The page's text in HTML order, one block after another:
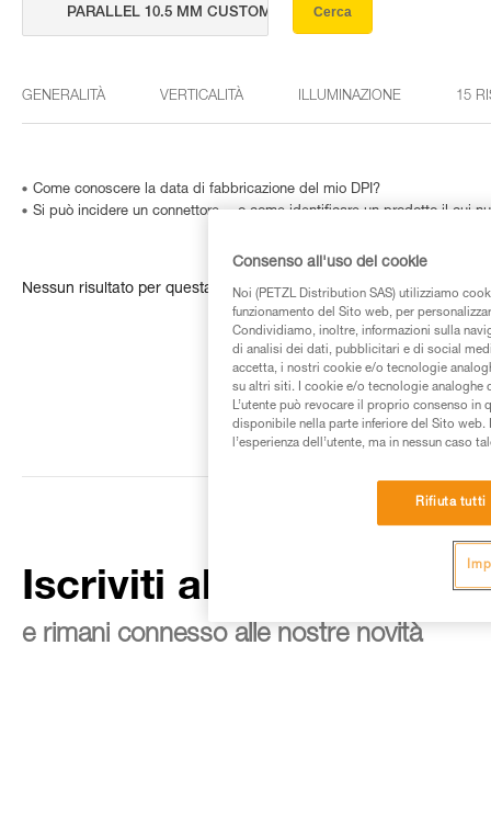
Cerca
GENERALITÀ VERTICALITÀ ILLUMINAZIONE 15
Come conoscere la data di fabbricazione del mio DPI?
Si può incidere un connettore… o come identificare un prodotto il cui
Nessun risultato per questa ricerca
Iscriviti alla newsletter
e rimani connesso alle nostre novità
Consenso all'uso dei cookie
Noi (PETZL Distribution SAS) utilizziamo
funzionamento del Sito web, per
Condividiamo, inoltre, informazioni sulla
di analisi dei dati, pubblicitari e di social
accetta, i nostri cookie e/o tecnologie
su altri siti. I cookie e/o tecnologie analoghe
L’utente può revocare il proprio consenso
disponibile nella parte inferiore del Sito
l’esperienza dell’utente, ma in nessun caso
Rifiuta tutti